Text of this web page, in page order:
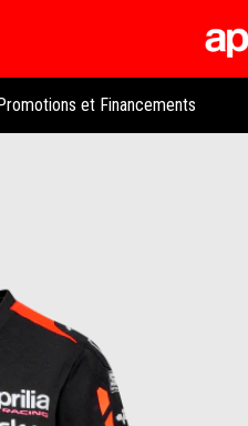
et Financements